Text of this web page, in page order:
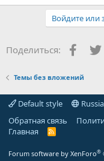
Войдите или
Поделиться:
Темы без вложений
Default style
Обратная связь
Главная
R
Forum software by XenForo®